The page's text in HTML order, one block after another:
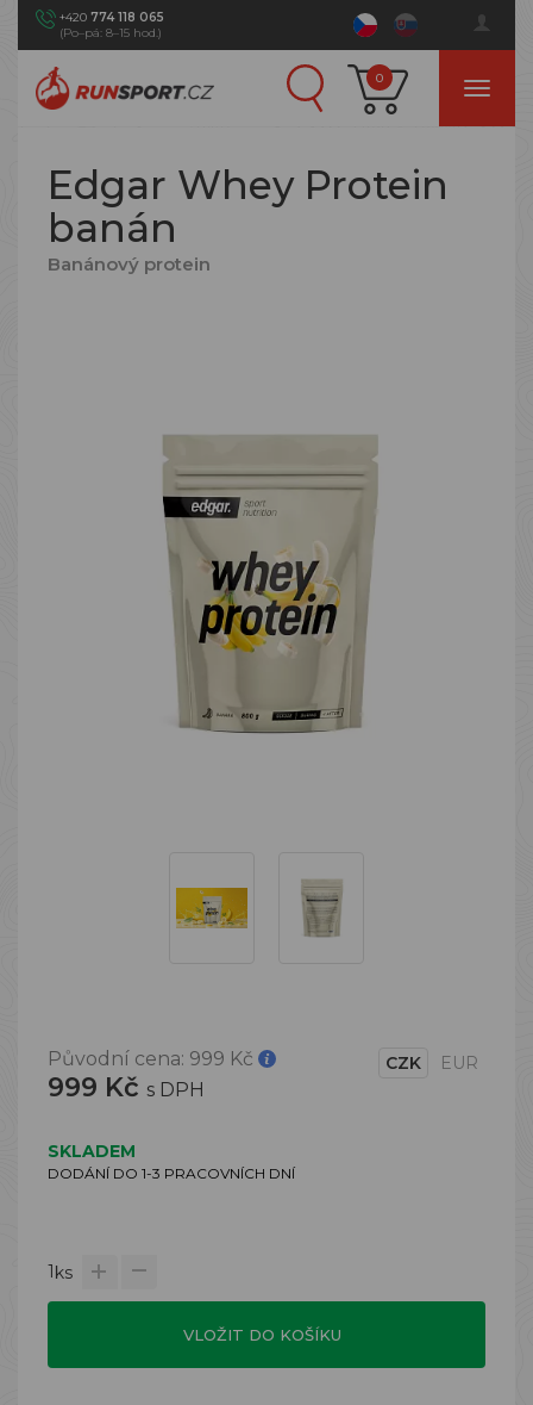
+420 774 118 065
(Po–pá: 8–15 hod.)
0
Edgar Whey Protein
banán
Banánový protein
Původní cena: 999 Kč
999 Kč s DPH
CZK EUR
SKLADEM
DODÁNÍ DO 1-3 PRACOVNÍCH DNÍ
1ks
VLOŽIT DO KOŠÍKU